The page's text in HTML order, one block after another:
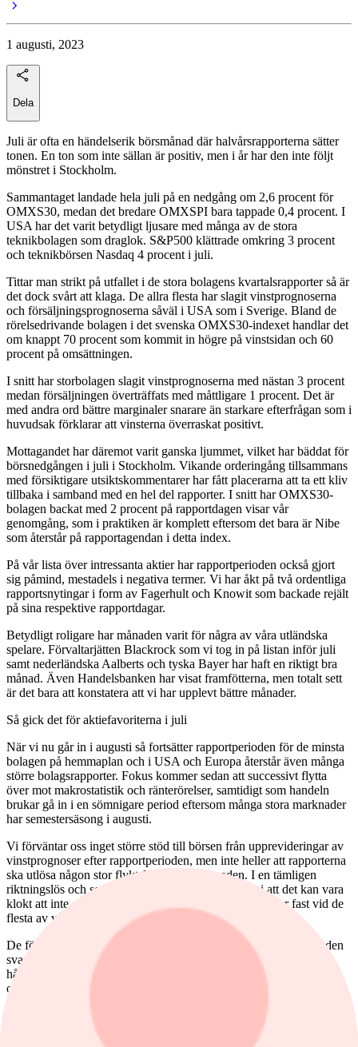
1 augusti, 2023
Dela
Juli är ofta en händelserik börsmånad där halvårsrapporterna sätter
tonen. En ton som inte sällan är positiv, men i år har den inte följt
mönstret i Stockholm.
Sammantaget landade hela juli på en nedgång om 2,6 procent för
OMXS30, medan det bredare OMXSPI bara tappade 0,4 procent. I
USA har det varit betydligt ljusare med många av de stora
teknikbolagen som draglok. S&P500 klättrade omkring 3 procent
och teknikbörsen Nasdaq 4 procent i juli.
Tittar man strikt på utfallet i de stora bolagens kvartalsrapporter så är
det dock svårt att klaga. De allra flesta har slagit vinstprognoserna
och försäljningsprognoserna såväl i USA som i Sverige. Bland de
rörelsedrivande bolagen i det svenska OMXS30-indexet handlar det
om knappt 70 procent som kommit in högre på vinstsidan och 60
procent på omsättningen.
I snitt har storbolagen slagit vinstprognoserna med nästan 3 procent
medan försäljningen överträffats med måttligare 1 procent. Det är
med andra ord bättre marginaler snarare än starkare efterfrågan som i
huvudsak förklarar att vinsterna överraskat positivt.
Mottagandet har däremot varit ganska ljummet, vilket har bäddat för
börsnedgången i juli i Stockholm. Vikande orderingång tillsammans
med försiktigare utsiktskommentarer har fått placerarna att ta ett kliv
tillbaka i samband med en hel del rapporter. I snitt har OMXS30-
bolagen backat med 2 procent på rapportdagen visar vår
genomgång, som i praktiken är komplett eftersom det bara är Nibe
som återstår på rapportagendan i detta index.
På vår lista över intressanta aktier har rapportperioden också gjort
sig påmind, mestadels i negativa termer. Vi har åkt på två ordentliga
rapportsnytingar i form av Fagerhult och Knowit som backade rejält
på sina respektive rapportdagar.
Betydligt roligare har månaden varit för några av våra utländska
spelare. Förvaltarjätten Blackrock som vi tog in på listan inför juli
samt nederländska Aalberts och tyska Bayer har haft en riktigt bra
månad. Även Handelsbanken har visat framfötterna, men totalt sett
är det bara att konstatera att vi har upplevt bättre månader.
Så gick det för aktiefavoriterna i juli
När vi nu går in i augusti så fortsätter rapportperioden för de minsta
bolagen på hemmaplan och i USA och Europa återstår även många
större bolagsrapporter. Fokus kommer sedan att successivt flytta
över mot makrostatistik och ränterörelser, samtidigt som handeln
brukar gå in i en sömnigare period eftersom många stora marknader
har semestersäsong i augusti.
Vi förväntar oss inget större stöd till börsen från upprevideringar av
vinstprognoser efter rapportperioden, men inte heller att rapporterna
ska utlösa någon stor flykt från aktiemarknaden. I en tämligen
riktningslös och semesterorienterad marknad tror vi att det kan vara
klokt att inte göra allt för stora förändringar och vi håller fast vid de
flesta av våra aktieval.
De förändringar vi ändå gör är att Knowit får lämna listan efter den
svaga rapporten och även Alfen får respass då vi ser risk för att
hårdare konkurrens kan utmana bolagets lönsamhetspotential, även
om vi i grunden gillar deras exponering mot elektrifieringen.
deras fall var rapporten som kom i fredags överlag bra men
aktiemarknaden har varit ovillig att belöna stegen som tas mot en